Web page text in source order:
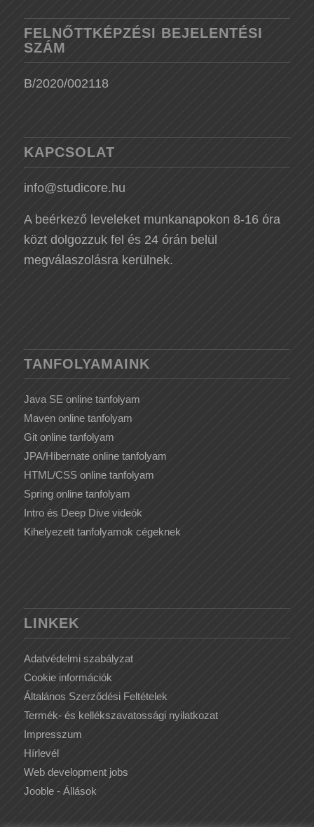
FELNŐTTKÉPZÉSI BEJELENTÉSI
SZÁM
B/2020/002118
KAPCSOLAT
info@studicore.hu
A beérkező leveleket munkanapokon 8-16 óra
közt dolgozzuk fel és 24 órán belül
megválaszolásra kerülnek.
TANFOLYAMAINK
Java SE online tanfolyam
Maven online tanfolyam
Git online tanfolyam
JPA/Hibernate online tanfolyam
HTML/CSS online tanfolyam
Spring online tanfolyam
Intro és Deep Dive videók
Kihelyezett tanfolyamok cégeknek
LINKEK
Adatvédelmi szabályzat
Cookie információk
Általános Szerződési Feltételek
Termék- és kellékszavatossági nyilatkozat
Impresszum
Hírlevél
Web development jobs
Jooble - Állások